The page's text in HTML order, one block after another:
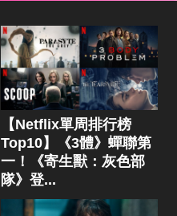
【Netflix單周排行榜
Top10】《3體》蟬聯第
一！《寄生獸：灰色部
隊》登...